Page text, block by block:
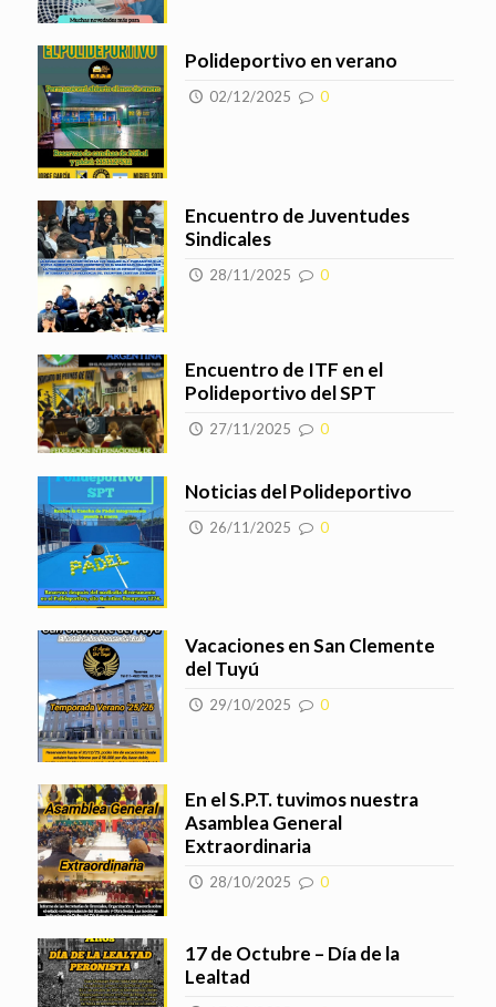
Polideportivo en verano
02/12/2025 0
Encuentro de Juventudes
Sindicales
28/11/2025 0
Encuentro de ITF en el
Polideportivo del SPT
27/11/2025 0
Noticias del Polideportivo
26/11/2025 0
Vacaciones en San Clemente
del Tuyú
29/10/2025 0
En el S.P.T. tuvimos nuestra
Asamblea General
Extraordinaria
28/10/2025 0
17 de Octubre – Día de la
Lealtad